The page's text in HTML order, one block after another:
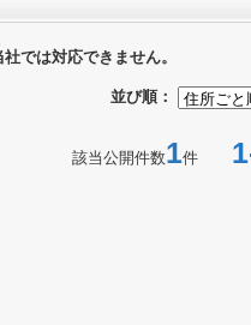
では対応できません。
並び順：
該当公開件数1件